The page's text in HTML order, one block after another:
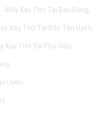
Máy Xay Thịt Tại Bàu Bàng
Xay Thịt Tại Bắc Tân Uyên
Xay Thịt Tại Phú Giáo
Uyên